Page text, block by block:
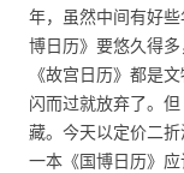
年，虽然中间有好
博日历》要悠久得
《故宫日历》都是
闪而过就放弃了。
藏。今天以定价二
一本《国博日历》